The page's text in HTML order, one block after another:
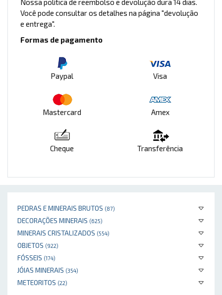
PEDRAS E MINERAIS BRUTOS (87)
DECORAÇÕES MINERAIS (625)
MINERAIS CRISTALIZADOS (554)
OBJETOS (922)
FÓSSEIS (174)
JÓIAS MINERAIS (354)
METEORITOS (22)
Nossa política de reembolso e devolução dura 14 dias.
Você pode consultar os detalhes na página "devolução
e entrega".
Formas de pagamento
Paypal Visa
Mastercard Amex
Cheque Transferência